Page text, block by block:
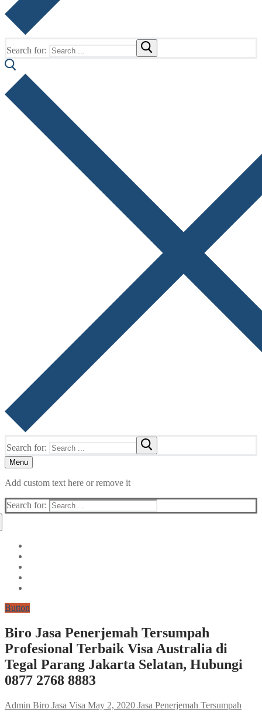
Search for:
Search for:
Menu
Add custom text here or remove it
Search for:
Button
Biro Jasa Penerjemah Tersumpah
Profesional Terbaik Visa Australia di
Tegal Parang Jakarta Selatan, Hubungi
0877 2768 8883
Admin Biro Jasa Visa May 2, 2020 Jasa Penerjemah Tersumpah